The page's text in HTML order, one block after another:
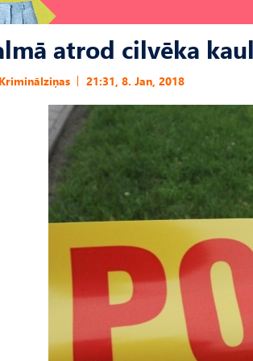
atrod cilvēka
Kriminālziņas 21:31, 8. Jan, 2018